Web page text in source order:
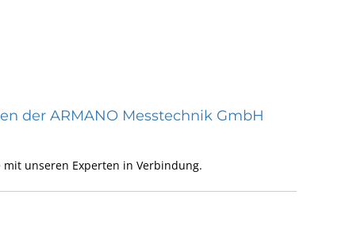
der ARMANO Messtechnik GmbH
unseren Experten in Verbindung.